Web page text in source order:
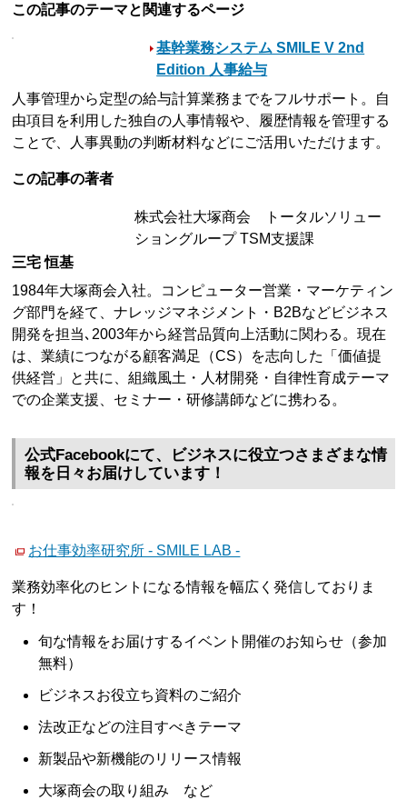
この記事のテーマと関連するページ
基幹業務システム SMILE V 2nd
Edition 人事給与
人事管理から定型の給与計算業務までをフルサポート。自
由項目を利用した独自の人事情報や、履歴情報を管理する
ことで、人事異動の判断材料などにご活用いただけます。
この記事の著者
株式会社大塚商会 トータルソリュー
ショングループ TSM支援課
三宅 恒基
1984年大塚商会入社。コンピューター営業・マーケティン
グ部門を経て、ナレッジマネジメント・B2Bなどビジネス
開発を担当､2003年から経営品質向上活動に関わる。現在
は、業績につながる顧客満足（CS）を志向した「価値提
供経営」と共に、組織風土・人材開発・自律性育成テーマ
での企業支援、セミナー・研修講師などに携わる。
公式Facebookにて、ビジネスに役立つさまざまな情
報を日々お届けしています！
お仕事効率研究所 - SMILE LAB -
業務効率化のヒントになる情報を幅広く発信しておりま
す！
旬な情報をお届けするイベント開催のお知らせ（参加
無料）
ビジネスお役立ち資料のご紹介
法改正などの注目すべきテーマ
新製品や新機能のリリース情報
大塚商会の取り組み など